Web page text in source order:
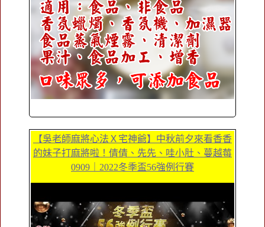
【吳老師麻將心法Ｘ宅神爺】中秋前夕來看香香
的妹子打麻將啦！倩倩、先先、哇小肚、蔓越莓
0909｜2022冬季盃56強例行賽